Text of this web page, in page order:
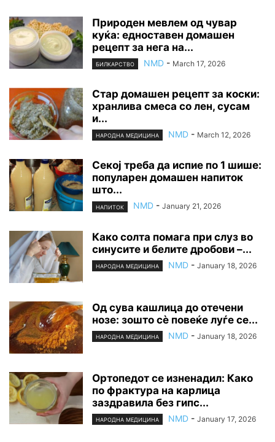
Природен мевлем од чувар
куќа: едноставен домашен
рецепт за нега на...
БИЛКАРСТВО NMD - March 17, 2026
Стар домашен рецепт за коски:
хранлива смеса со лен, сусам
и...
НАРОДНА МЕДИЦИНА NMD - March 12, 2026
Секој треба да испие по 1 шише:
популарен домашен напиток
што...
НАПИТОК NMD - January 21, 2026
Како солта помага при слуз во
синусите и белите дробови –...
НАРОДНА МЕДИЦИНА NMD - January 18, 2026
Од сува кашлица до отечени
нозе: зошто сè повеќе луѓе се...
НАРОДНА МЕДИЦИНА NMD - January 18, 2026
Ортопедот се изненадил: Како
по фрактура на карлица
заздравила без гипс...
НАРОДНА МЕДИЦИНА NMD - January 17, 2026